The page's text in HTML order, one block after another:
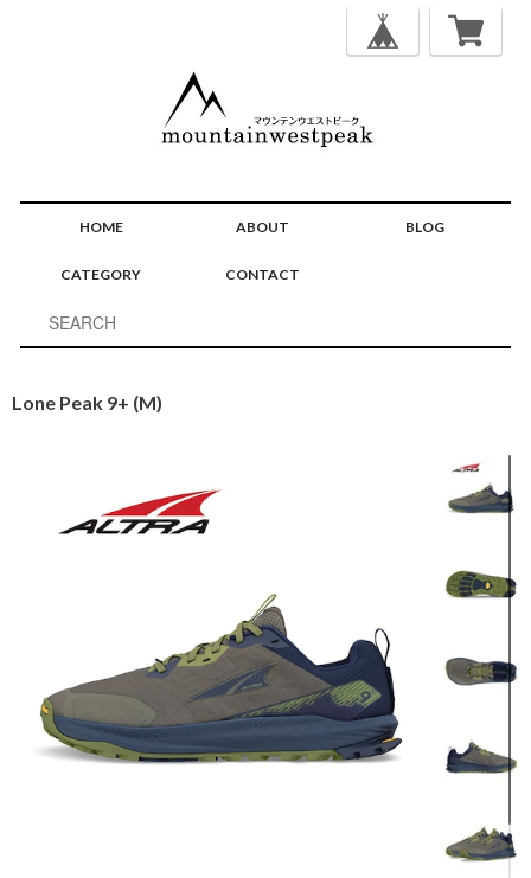
HOME ABOUT BLOG
CATEGORY CONTACT
Lone Peak 9+ (M)